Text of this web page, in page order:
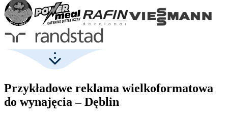
Przykładowe reklama wielkoformatowa
do wynajęcia – Dęblin